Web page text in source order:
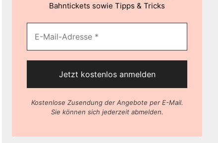
Bahntickets sowie Tipps & Tricks
Kostenlose Zusendung der Angebote per E-Mail.
Sie können sich jederzeit abmelden.